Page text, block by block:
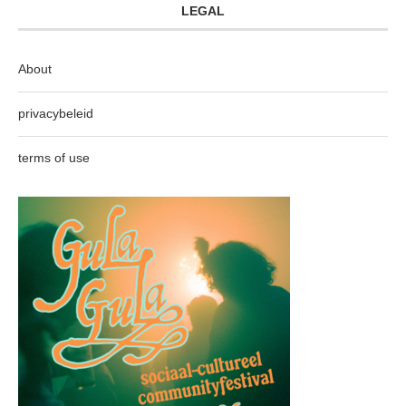
LEGAL
About
privacybeleid
terms of use